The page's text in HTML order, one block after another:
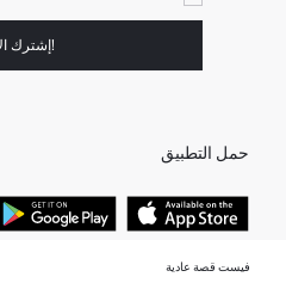
فيست قصة عادية
!إشترك
حمل التطبيق